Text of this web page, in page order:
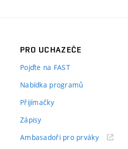
PRO UCHAZEČE
Pojďte na FAST
Nabídka programů
Přijímačky
Zápisy
Ambasadoři pro prváky(externí